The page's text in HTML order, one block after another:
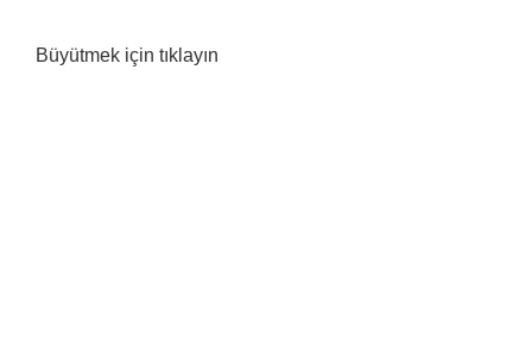
Büyütmek için tıklayın